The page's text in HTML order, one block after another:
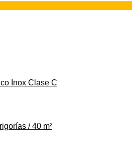
Inox Clase C
/ 40 m²